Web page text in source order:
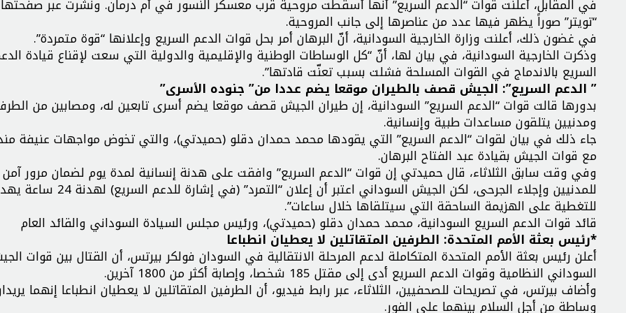
في المقابل، أعلنت قوات “الدعم السريع” أنّها أسقطت مروحية قرب معسكر النسور في أم درمان. ونشرت عبر
“تويتر” صوراً يظهر فيها عدد من عناصرها إلى جانب المروحية.
في غضون ذلك، أعلنت وزارة الخارجية السودانية، أنّ البرهان أمر بحل قوات الدعم السريع وإعلانها “قوة متمردة”.
وذكرت الخارجية السودانية، في بيان لها، أنّ “كل الوساطات الوطنية والإقليمية والدولية التي سعت لإقناع قيادة
السريع بالاندماج في القوات المسلحة فشلت بسبب تعنّت قادتها”.
” الدعم السريع”: الجيش قصف بالطيران موقعا يضم عددا من” جنوده الأسرى”
بدورها قالت قوات “الدعم السريع” السودانية، إن طيران الجيش قصف موقعا يضم أسرى تابعين له، ومصابين من
ومدنيين يتلقون مساعدات طبية وإنسانية.
جاء ذلك في بيان لقوات “الدعم السريع” التي يقودها محمد حمدان دقلو (حميدتي)، والتي تخوض مواجهات عنيفة
مع قوات الجيش بقيادة عبد الفتاح البرهان.
وفي وقت سابق الثلاثاء، قال حميدتي إن قوات “الدعم السريع” وافقت على هدنة إنسانية لمدة يوم لضمان مرور آمن
للمدنيين وإجلاء الجرحى، لكن الجيش السوداني اعتبر أن إعلان “التمرد” (في إشارة
للتغطية على الهزيمة الساحقة التي سيتلقاها خلال ساعات”.
قائد قوات الدعم السريع السودانية، محمد حمدان دقلو (حميدتي)، ورئيس مجلس السيادة السوداني والقائد العام
*رئيس بعثة الأمم المتحدة: الطرفين المتقاتلين لا يعطيان انطباعا
أعلن رئيس بعثة الأمم المتحدة المتكاملة لدعم المرحلة الانتقالية في السودان فولكر بيرتس، أن القتال بين قوات
السوداني النظامية وقوات الدعم السريع أدى إلى مقتل 185 شخصا، وإصابة أكثر من 1800 آخرين.
وأضاف بيرتس، في تصريحات للصحفيين، الثلاثاء، عبر رابط فيديو، أن الطرفين المتقاتلين لا يعطيان انطباعا إنهما
وساطة من أجل السلام بينهما على الفور.